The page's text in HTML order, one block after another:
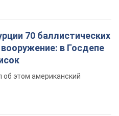
70 баллистических
в Госдепе
этом американский